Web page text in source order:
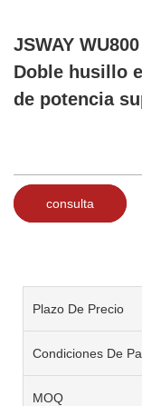
JSWAY
Doble husillo
de potencia
consulta
Plazo De Precio
Condiciones De
MOQ